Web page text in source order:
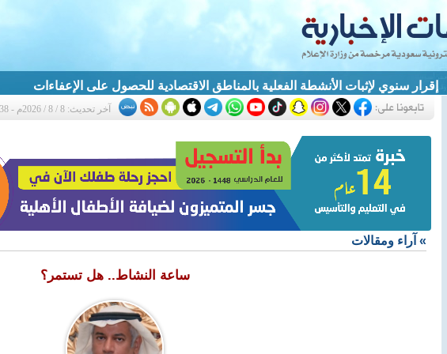
إقرار سنوي لإثبات الأنشطة الفعلية بالمناطق الاقتصادية للحصول على الإعفاءات
آخر تحديث: 8 / 8 / 2026م - 3:38 م
» آراء ومقالات
ساعة النشاط.. هل تستمر؟